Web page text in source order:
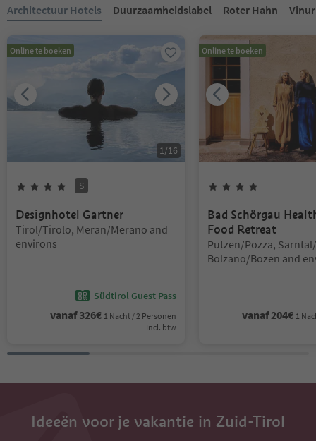
Architectuur Hotels Duurzaamheidslabel Roter Hahn
Online te boeken
1 /16
Sterren
S
Designhotel Gartner
Locatie:
Tirol/Tirolo, Meran/Merano and
environs
Südtirol Guest Pass
vanaf326€ 1 Nacht / 2 Personen
Incl. btw
Online te boeken
Bad Schörgau
Food Retreat
Locatie:
Putzen/Pozza,
Bolzano/Bozen and
vanaf204€ 1
Ideeën voor je vakantie in Zuid-Tirol